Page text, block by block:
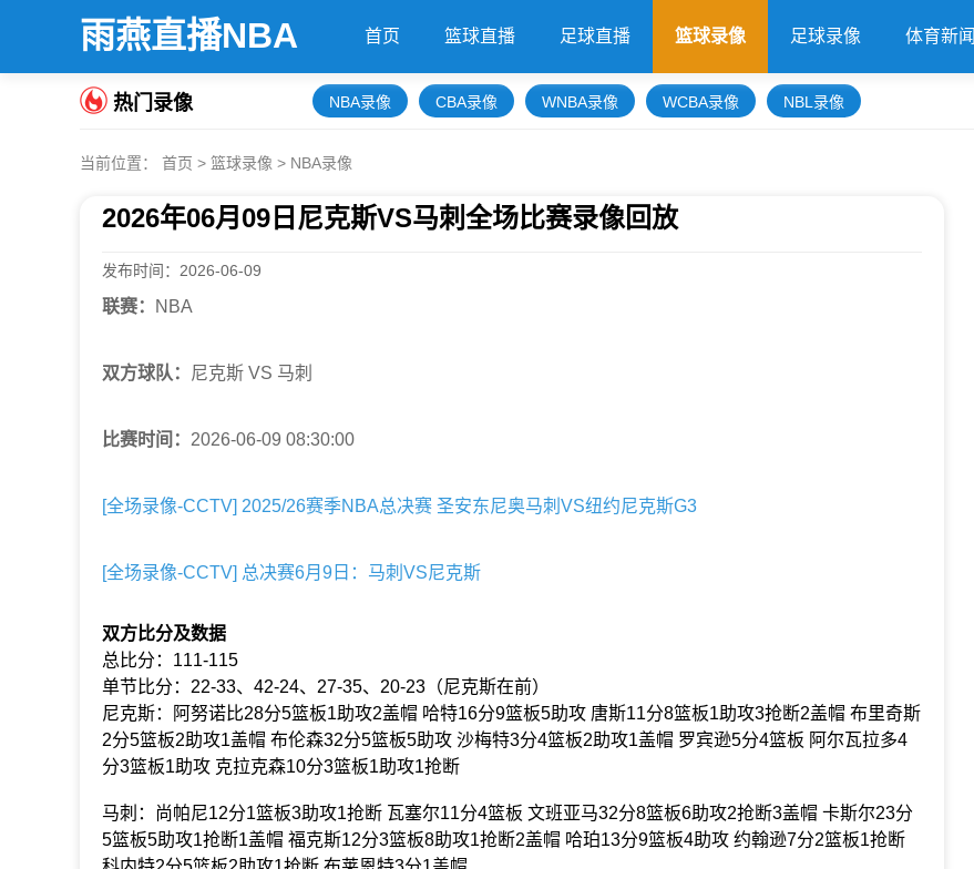
雨燕直播NBA 首页 篮球直播 足球直播 篮球录像 足球录像 体育新闻
热门录像 NBA录像 CBA录像 WNBA录像 WCBA录像 NBL录像
当前位置： 首页 > 篮球录像 > NBA录像
2026年06月09日尼克斯VS马刺全场比赛录像回放
发布时间：2026-06-09
联赛： NBA
双方球队： 尼克斯 VS 马刺
比赛时间： 2026-06-09 08:30:00
[全场录像-CCTV] 2025/26赛季NBA总决赛 圣安东尼奥马刺VS纽约尼克斯G3
[全场录像-CCTV] 总决赛6月9日：马刺VS尼克斯
双方比分及数据
总比分：111-115
单节比分：22-33、42-24、27-35、20-23（尼克斯在前）
尼克斯：阿努诺比28分5篮板1助攻2盖帽 哈特16分9篮板5助攻 唐斯11分8篮板1助攻3抢断2盖帽 布里奇斯
2分5篮板2助攻1盖帽 布伦森32分5篮板5助攻 沙梅特3分4篮板2助攻1盖帽 罗宾逊5分4篮板 阿尔瓦拉多4
分3篮板1助攻 克拉克森10分3篮板1助攻1抢断
马刺：尚帕尼12分1篮板3助攻1抢断 瓦塞尔11分4篮板 文班亚马32分8篮板6助攻2抢断3盖帽 卡斯尔23分
5篮板5助攻1抢断1盖帽 福克斯12分3篮板8助攻1抢断2盖帽 哈珀13分9篮板4助攻 约翰逊7分2篮板1抢断